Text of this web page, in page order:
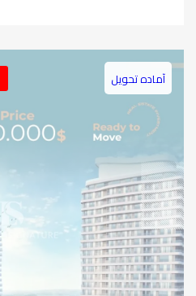
آماده تحویل